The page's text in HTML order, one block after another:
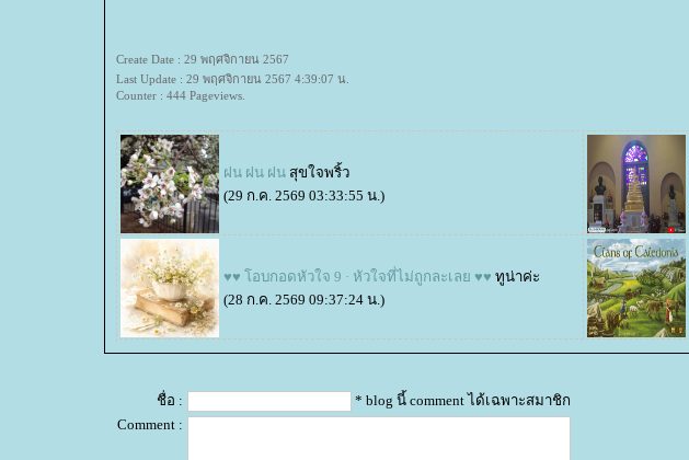
Create Date : 29 พฤศจิกายน 2567
Last Update : 29 พฤศจิกายน 2567 4:39:07 น.
Counter : 444 Pageviews.
ฝน ฝน ฝน สุขใจพริ้ว
(29 ก.ค. 2569 03:33:55 น.)
♥♥ โอบกอดหัวใจ 9 · หัวใจที่ไม่ถูกละเลย ♥♥ ทูน่าค่ะ
(28 ก.ค. 2569 09:37:24 น.)
ชื่อ :
* blog นี้ comment ได้เฉพาะสมาชิก
Comment :